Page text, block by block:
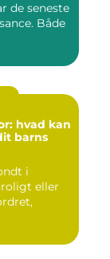
de seneste
Både
hvad kan
barns
i
eller